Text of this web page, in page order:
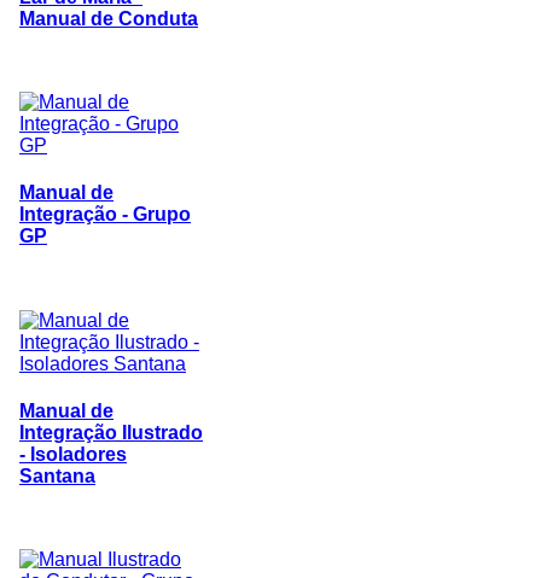
Manual de Conduta
Manual de
Integração - Grupo
GP
Manual de
Integração Ilustrado
- Isoladores
Santana